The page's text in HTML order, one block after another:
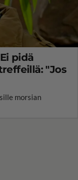
pidä
"Jos
morsian